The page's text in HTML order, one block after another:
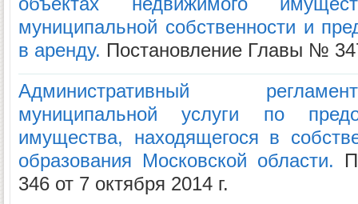
муниципальной собственности и
в аренду. Постановление Главы №
Административный
муниципальной услуги по
имущества, находящегося в
образования Московской области.
346 от 7 октября 2014 г.